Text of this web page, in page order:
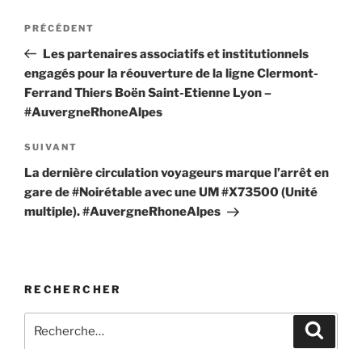
Navigation
l’article
Article
précédent
PRÉCÉDENT
Les partenaires associatifs et institutionnels
engagés pour la réouverture de la ligne Clermont-
Ferrand Thiers Boën Saint-Etienne Lyon –
#AuvergneRhoneAlpes
Article
suivant
SUIVANT
La dernière circulation voyageurs marque l’arrêt en
gare de #Noirétable avec une UM #X73500 (Unité
multiple). #AuvergneRhoneAlpes
RECHERCHER
pour